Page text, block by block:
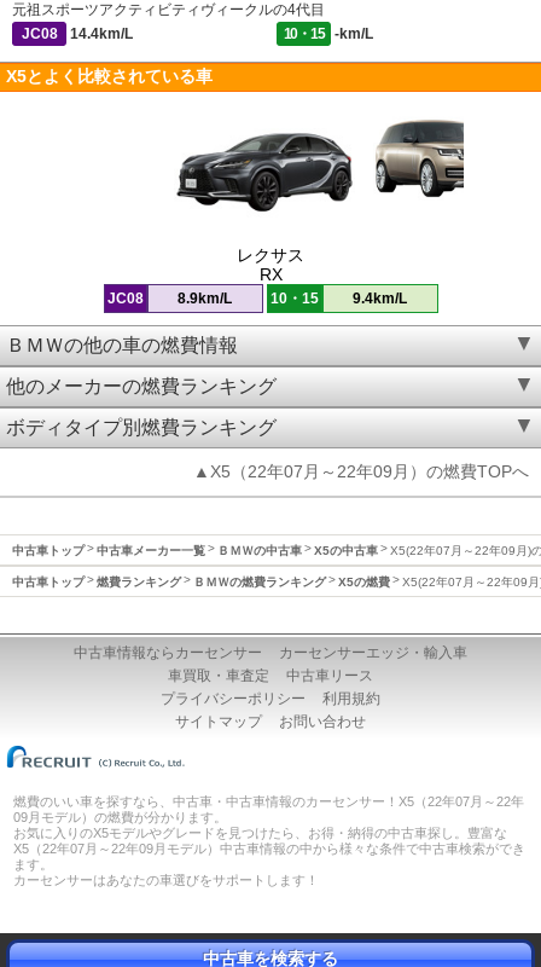
元祖スポーツアクティビティヴィークルの4代目
JC08
14.4km/L 10・15 -km/L
X5とよく比較されている車
レクサス
RX
JC08 8.9km/L 10・15 9.4km/L
ＢＭＷの他の車の燃費情報
他のメーカーの燃費ランキング
ボディタイプ別燃費ランキング
▲X5（22年07月～22年09月）の燃費TOPへ
中古車トップ 中古車メーカー一覧 ＢＭＷの中古車 X5の中古車 X5(22年07月～22年09月)
中古車トップ 燃費ランキング ＢＭＷの燃費ランキング X5の燃費 X5(22年07月～22年09月
中古車情報ならカーセンサー
カーセンサーエッジ・輸入車
車買取・車査定
中古車リース
プライバシーポリシー
利用規約
サイトマップ
お問い合わせ
燃費のいい車を探すなら、中古車・中古車情報のカーセンサー！X5（22年07月～22年
09月モデル）の燃費が分かります。
お気に入りのX5モデルやグレードを見つけたら、お得・納得の中古車探し。豊富な
X5（22年07月～22年09月モデル）中古車情報の中から様々な条件で中古車検索ができ
ます。
カーセンサーはあなたの車選びをサポートします！
中古車を検索する